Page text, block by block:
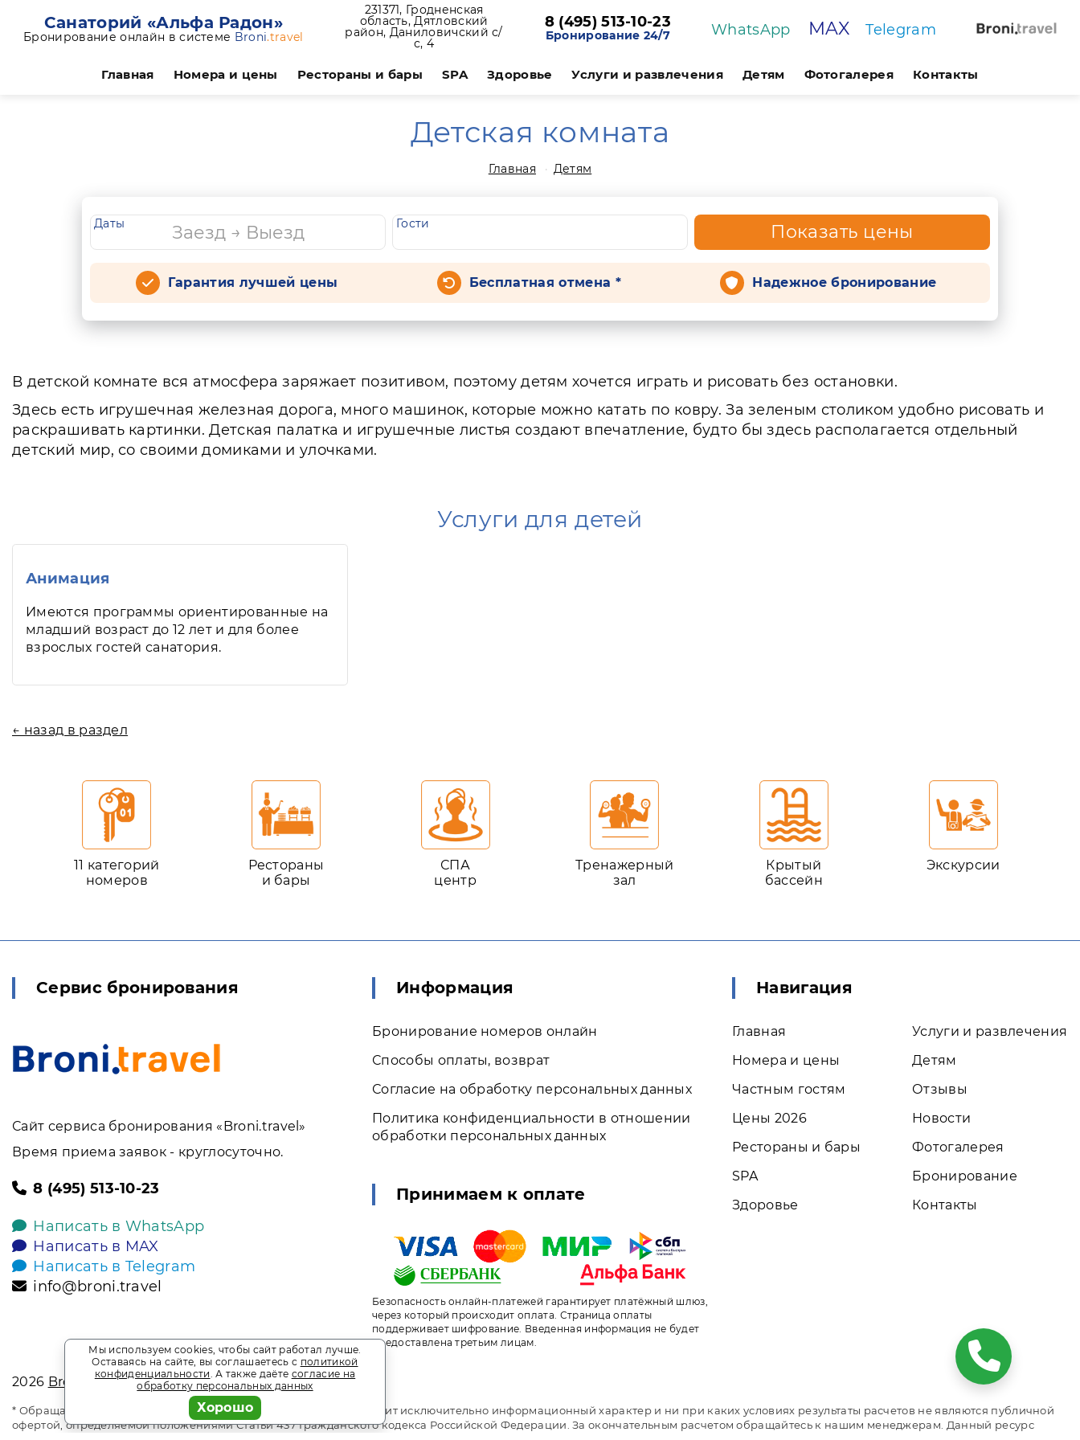
Санаторий «Альфа Радон»
Бронирование онлайн в системе Broni.travel
231371, Гродненская
область, Дятловский
район, Даниловичский с/
с, 4
8 (495) 513-10-23
Бронирование 24/7 WhatsApp MAX Telegram
Главная Номера и цены Рестораны и бары SPA Здоровье Услуги и развлечения Детям Фотогалерея Контакты
Детская комната
Главная Детям
Даты Гости Показать цены
Гарантия лучшей цены Бесплатная отмена * Надежное бронирование
В детской комнате вся атмосфера заряжает позитивом, поэтому детям хочется играть и рисовать без остановки.
Здесь есть игрушечная железная дорога, много машинок, которые можно катать по ковру. За зеленым столиком удобно рисовать и
раскрашивать картинки. Детская палатка и игрушечные листья создают впечатление, будто бы здесь располагается отдельный
детский мир, со своими домиками и улочками.
Услуги для детей
Анимация
Имеются программы ориентированные на
младший возраст до 12 лет и для более
взрослых гостей санатория.
← назад в раздел
11 категорий
номеров
Рестораны
и бары
СПА
центр
Тренажерный
зал
Крытый
бассейн
Экскурсии
Сервис бронирования
Сайт сервиса бронирования «Broni.travel»
Время приема заявок - круглосуточно.
8 (495) 513-10-23
Написать в WhatsApp
Написать в MAX
Написать в Telegram
info@broni.travel
Информация
Бронирование номеров онлайн
Способы оплаты, возврат
Согласие на обработку персональных данных
Политика конфиденциальности в отношении
обработки персональных данных
Принимаем к оплате
Безопасность онлайн-платежей гарантирует платёжный шлюз,
через который происходит оплата. Страница оплаты
поддерживает шифрование. Введенная информация не будет
предоставлена третьим лицам.
Навигация
Главная
Номера и цены
Частным гостям
Цены 2026
Рестораны и бары
SPA
Здоровье
Услуги и развлечения
Детям
Отзывы
Новости
Фотогалерея
Бронирование
Контакты
2026 Broni.travel
* Обращаем ваше внимание на то, что данный интернет-сайт носит исключительно информационный характер и ни при каких условиях результаты расчетов не являются публичной
офертой, определяемой положениями Статьи 437 Гражданского кодекса Российской Федерации. За окончательным расчетом обращайтесь к нашим менеджерам. Данный ресурс
Мы используем cookies, чтобы сайт работал лучше.
Оставаясь на сайте, вы соглашаетесь с политикой
конфиденциальности. А также даёте согласие на
обработку персональных данных
Хорошо